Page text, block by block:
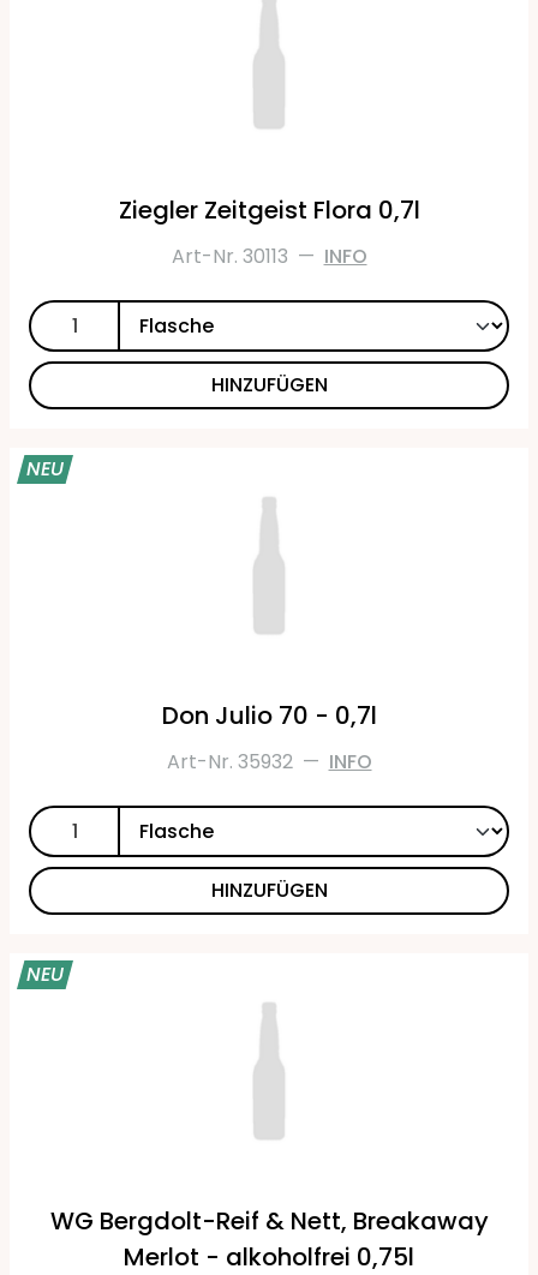
Ziegler Zeitgeist Flora 0,7l
Art-Nr. 30113 — INFO
HINZUFÜGEN
NEU
Don Julio 70 - 0,7l
Art-Nr. 35932 — INFO
HINZUFÜGEN
NEU
WG Bergdolt-Reif & Nett, Breakaway
Merlot - alkoholfrei 0,75l